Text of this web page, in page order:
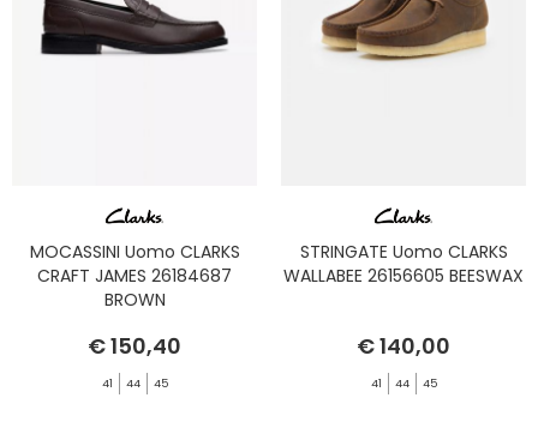
MOCASSINI Uomo CLARKS
CRAFT JAMES 26184687
BROWN
€ 150,40
41 44 45
STRINGATE Uomo CLARKS
WALLABEE 26156605 BEESWAX
€ 140,00
41 44 45